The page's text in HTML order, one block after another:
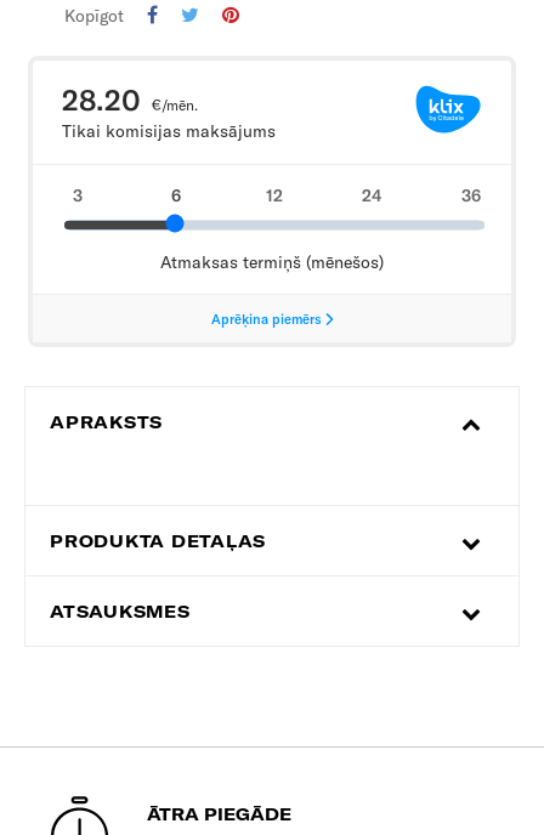
Kopīgot
APRAKSTS
PRODUKTA DETAĻAS
ATSAUKSMES
ĀTRA PIEGĀDE